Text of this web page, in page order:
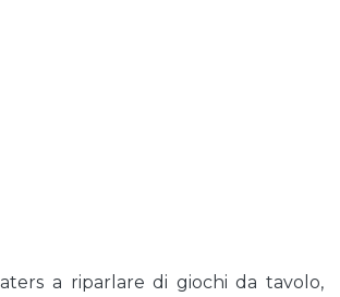
a riparlare di giochi da tavolo,